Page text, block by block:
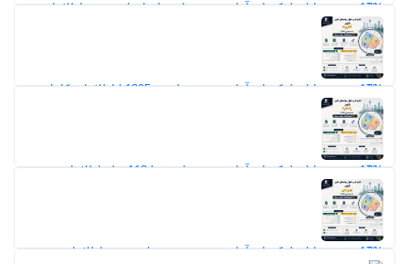
17%
17%
دانلود شیپ فایل بلوک‌های آماری شهر مادرسلیمان | نقشه و اطلاعات
سرشماری 1395
10
17%
دانلود شیپ فایل بلوک‌های آماری شهر قطرویه 1395 | اطلاعات کامل
جمعیت، خانوار و مسکن سرشماری
11
17%
دانلود شیپ فایل بلوک‌های آماری شهر رامجرد | 113 فیلد اطلاعات
جمعیتی، خانوار و مسکن سرشماری 1395
9
17%
دانلود شیپ فایل بلوک‌های آماری شهر دوبرجی | نقشه و اطلاعات